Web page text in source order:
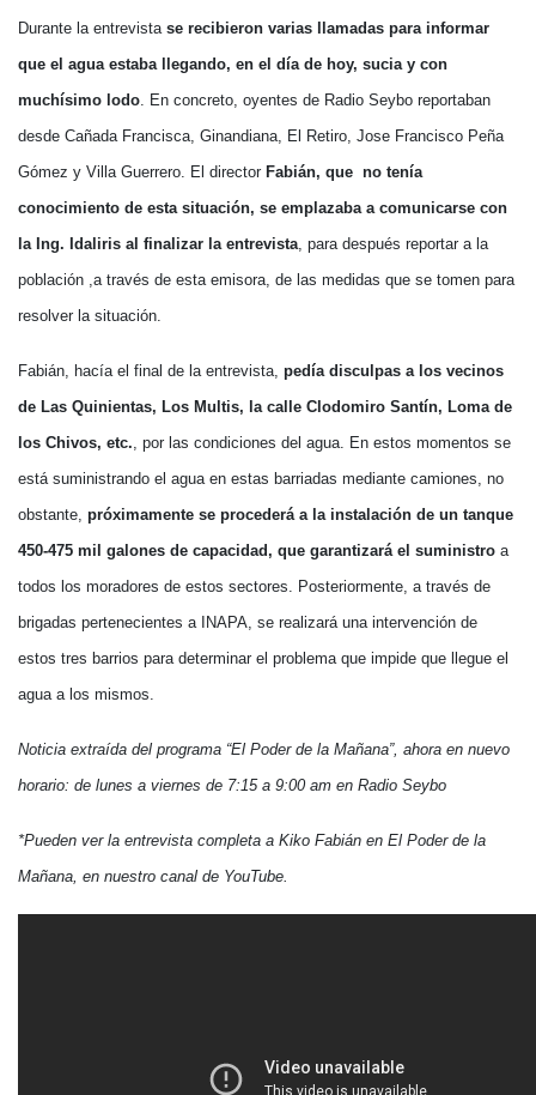
Durante la entrevista se recibieron varias llamadas para informar
que el agua estaba llegando, en el día de hoy, sucia y con
muchísimo lodo . En concreto, oyentes de Radio Seybo reportaban
desde Cañada Francisca, Ginandiana, El Retiro, Jose Francisco Peña
Gómez y Villa Guerrero. El director Fabián, que no tenía
conocimiento de esta situación, se emplazaba a comunicarse con
la Ing. Idaliris al finalizar la entrevista , para después reportar a la
población ,a través de esta emisora, de las medidas que se tomen para
resolver la situación.
Fabián, hacía el final de la entrevista, pedía disculpas a los vecinos
de Las Quinientas, Los Multis, la calle Clodomiro Santín, Loma de
los Chivos, etc. , por las condiciones del agua. En estos momentos se
está suministrando el agua en estas barriadas mediante camiones, no
obstante, próximamente se procederá a la instalación de un tanque
450-475 mil galones de capacidad, que garantizará el suministro a
todos los moradores de estos sectores. Posteriormente, a través de
brigadas pertenecientes a INAPA, se realizará una intervención de
estos tres barrios para determinar el problema que impide que llegue el
agua a los mismos.
Noticia extraída del programa “El Poder de la Mañana”, ahora en nuevo
horario: de lunes a viernes de 7:15 a 9:00 am en Radio Seybo
*Pueden ver la entrevista completa a Kiko Fabián en El Poder de la
Mañana, en nuestro canal de YouTube.